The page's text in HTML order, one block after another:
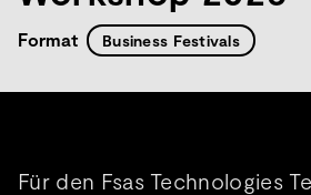
Format Business Festivals
Für den Fsas Technologies